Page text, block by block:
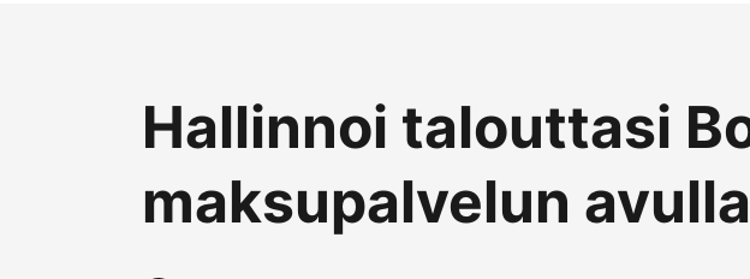
Hallinnoi talouttasi
maksupalvelun avulla